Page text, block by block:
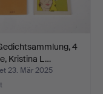
4
Kristina L…
23. Mär 2025